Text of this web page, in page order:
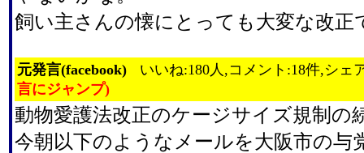
飼い主さんの懐にとっても大変な改正
元発言(facebook)
いいね:180人,コメント:18件,シェ
言にジャンプ)
動物愛護法改正のケージサイズ規制の
今朝以下のようなメールを大阪市の与